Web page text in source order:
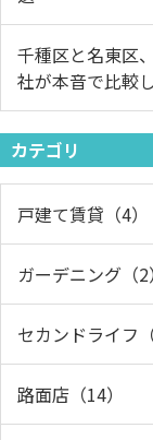
千種区と名東区
社が本音で比較
カテゴリ
戸建て賃貸（4）
ガーデニング（2）
セカンドライフ（
路面店（14）